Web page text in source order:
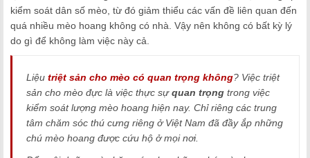
kiểm soát dân số mèo, từ đó giảm thiểu các vấn đề liên quan đến
quá nhiều mèo hoang không có nhà. Vậy nên không có bất kỳ lý
do gì để không làm việc này cả.
Liệu triệt sản cho mèo có quan trọng không? Việc triệt
sản cho mèo đực là việc thực sựquan trọng trong việc
kiểm soát lượng mèo hoang hiện nay. Chỉ riêng các trung
tâm chăm sóc thú cưng riêng ở Việt Nam đã đầy ắp những
chú mèo hoang được cứu hộ ở mọi nơi.